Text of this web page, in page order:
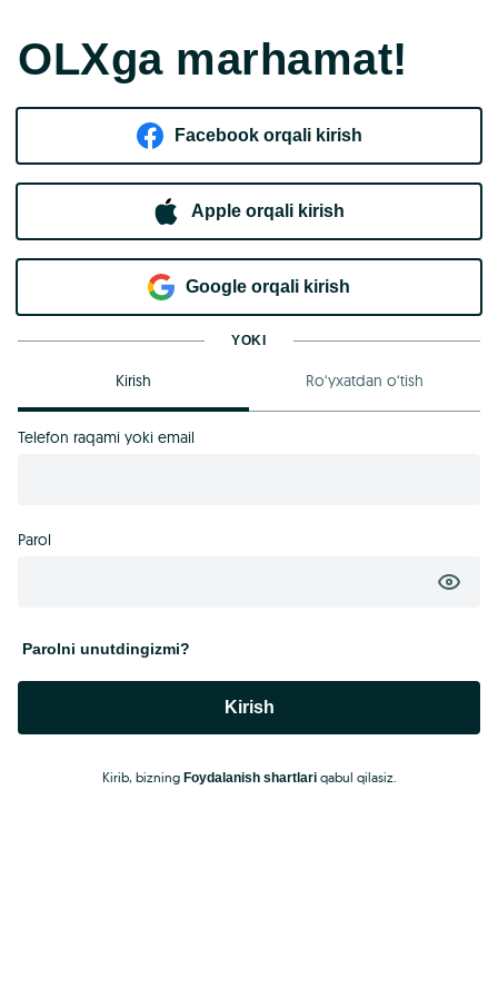
OLXga marhamat!
Facebook orqali kirish​
Apple orqali kirish
Goo​g​le orqali kirish
YOKI
Kirish Ro‘yxatdan o‘tish
Telefon raqami yoki email
Parol
Parolni unutdingizmi?
Kirish
Kirib, bizning Foydalanish shartlariqabul qilasiz.